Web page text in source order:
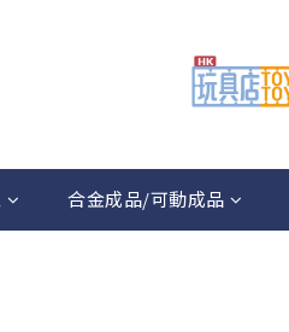
合金成品/可動成品